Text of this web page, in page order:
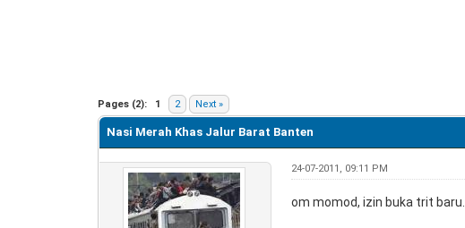
Pages (2): 1 2 Next »
0 Vote(s) - 0 Average
1
2
3
4
5
Nasi Merah Khas Jalur Barat Banten
24-07-2011, 09:11 PM
om momod, izin buka trit